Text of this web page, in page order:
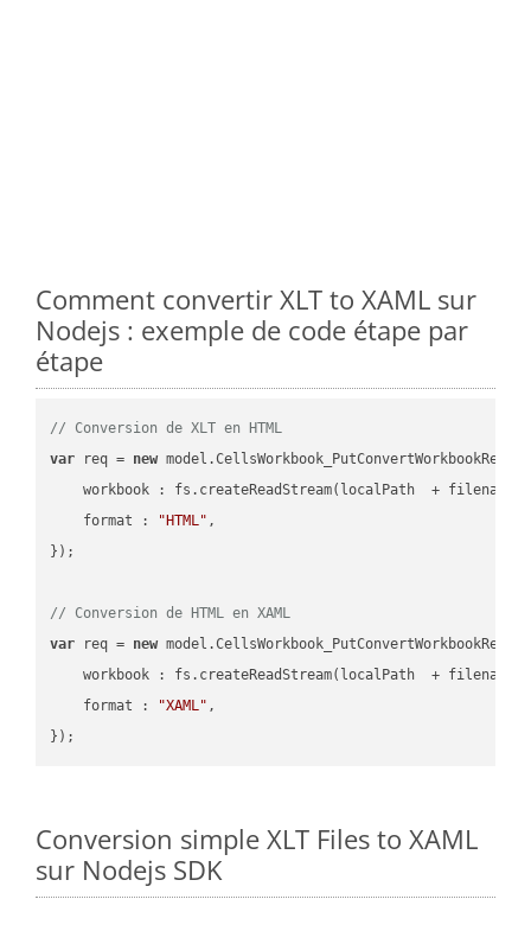
Comment convertir XLT to XAML sur
Nodejs : exemple de code étape par
étape
// Conversion de XLT en HTML
var req = new
workbook : fs.createReadStream(localPath  + filename
format : "HTML" ,
});
// Conversion de HTML en XAML
var req = new
workbook : fs.createReadStream(localPath  + filename
format : "XAML" ,
Conversion simple XLT Files to XAML
sur Nodejs SDK